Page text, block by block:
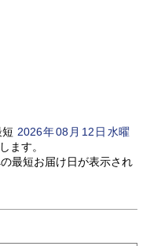
2026年08 月 12 日水曜
ます。
最短お届け日が表示され